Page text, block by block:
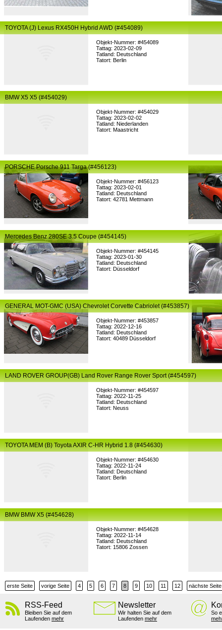
Objekt-Nummer: #454089
Tattag: 2023-02-09
Tatland: Deutschland
Tatort: Berlin
TOYOTA (J) Lexus RX450H Hybrid AWD (#454089)
Objekt-Nummer: #454029
Tattag: 2023-02-02
Tatland: Niederlanden
Tatort: Maastricht
BMW X5 X5 (#454029)
Objekt-Nummer: #456123
Tattag: 2023-02-01
Tatland: Deutschland
Tatort: 42781 Mettmann
PORSCHE Porsche 911 Targa (#456123)
Objekt-Nummer: #454145
Tattag: 2023-01-30
Tatland: Deutschland
Tatort: Düsseldorf
Mercedes Benz 280SE 3.5 Coupe (#454145)
Objekt-Nummer: #453857
Tattag: 2022-12-16
Tatland: Deutschland
Tatort: 40489 Düsseldorf
GENERAL MOT-GMC (USA) Chevrolet Corvette Cabriolet (#453857)
Objekt-Nummer: #454597
Tattag: 2022-11-25
Tatland: Deutschland
Tatort: Neuss
LAND ROVER GROUP(GB) Land Rover Range Rover Sport (#454597)
Objekt-Nummer: #454630
Tattag: 2022-11-24
Tatland: Deutschland
Tatort: Berlin
TOYOTA MEM (B) Toyota AXIR C-HR Hybrid 1.8 (#454630)
Objekt-Nummer: #454628
Tattag: 2022-11-14
Tatland: Deutschland
Tatort: 15806 Zossen
BMW BMW X5 (#454628)
erste Seite vorige Seite 4 5 6 7 8 9 10 11 12 nächste Seite
RSS-Feed
Bleiben Sie auf dem
Laufenden mehr
Newsletter
Wir halten Sie auf dem
Laufenden mehr
So